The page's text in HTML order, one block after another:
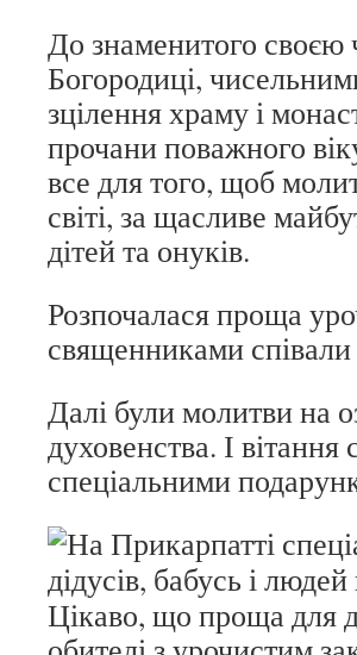
До знаменитого своєю
Богородиці,
зцілення храму і
прочани поважного
все для того, щоб
світі, за щасливе
дітей та онуків.
Розпочалася проща
священниками співали
Далі були молитви на
духовенства. І
спеціальними
Цікаво, що проща для